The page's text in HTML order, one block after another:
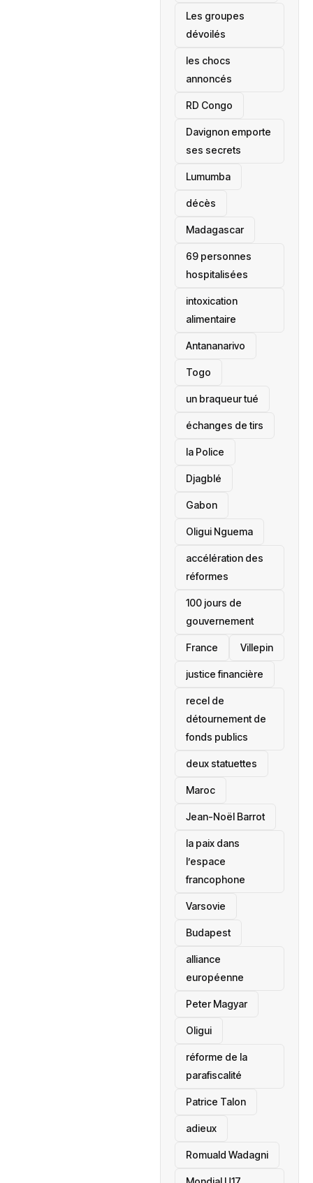
Les groupes
dévoilés
les chocs
annoncés
‎RD Congo
Davignon emporte
ses secrets
Lumumba
décès
‎Madagascar
69 personnes
hospitalisées
intoxication
alimentaire
Antananarivo
‎Togo
un braqueur tué
échanges de tirs
la Police
Djagblé
Gabon
Oligui Nguema
accélération des
réformes
100 jours de
gouvernement
France Villepin
justice financière
recel de
détournement de
fonds publics
deux statuettes
Maroc
Jean-Noël Barrot
la paix dans
l’espace
francophone
‎Varsovie
Budapest
alliance
européenne
Peter Magyar
Oligui
réforme de la
parafiscalité
Patrice Talon
adieux
Romuald Wadagni